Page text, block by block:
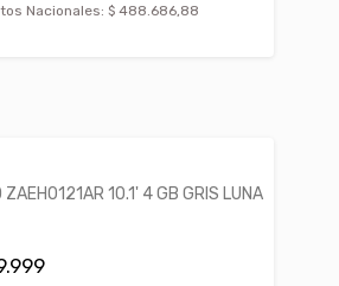
Nacionales: $ 488.686,88
ZAEH0121AR 10.1' 4 GB GRIS LUNA